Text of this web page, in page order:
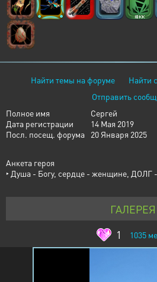
Найти темы на форуме
Найти
Отправить
Полное имя
Сергей
Дата регистрации
14 Мая 2019
Посл. посещ. форума
20 Января 2025
Анкета героя
‣ Душа - Богу, сердце - женщине, ДОЛГ -
ГАЛЕРЕЯ
1
1035